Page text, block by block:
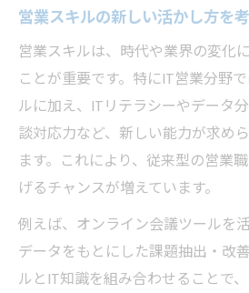
営業スキルの新しい活かし方を
営業スキルは、時代や業界の変化
ことが重要です。特にIT営業分野
ルに加え、ITリテラシーやデータ
談対応力など、新しい能力が求め
ます。これにより、従来型の営業
げるチャンスが増えています。
例えば、オンライン会議ツールを
データをもとにした課題抽出・改
ルとIT知識を組み合わせることで